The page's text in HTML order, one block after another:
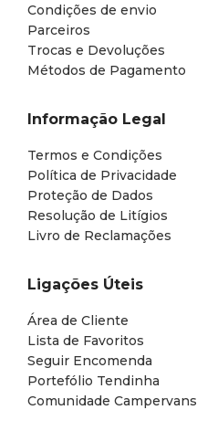
Condições de envio
Parceiros
Trocas e Devoluções
Métodos de Pagamento
Informação Legal
Termos e Condições
Política de Privacidade
Proteção de Dados
Resolução de Litígios
Livro de Reclamações
Ligações Úteis
Área de Cliente
Lista de Favoritos
Seguir Encomenda
Portefólio Tendinha
Comunidade Campervans